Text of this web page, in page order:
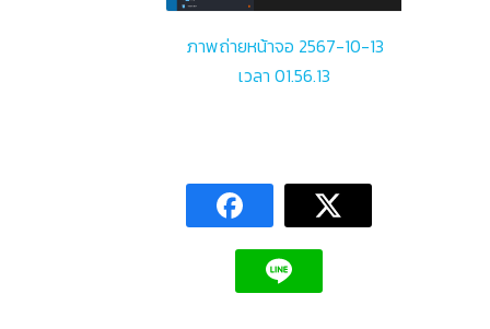
ภาพถ่ายหน้าจอ 2567-10-13
เวลา 01.56.13